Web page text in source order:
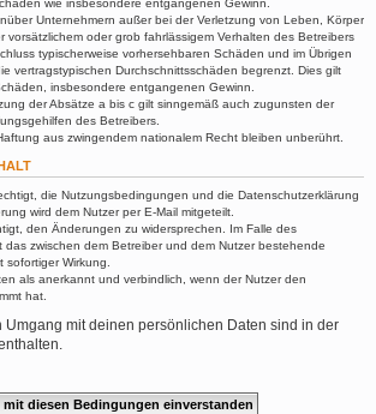
wie insbesondere entgangenen Gewinn.
Unternehmern außer bei der Verletzung von Leben, Körper
vorsätzlichem oder grob fahrlässigem Verhalten des Betreibers
typischerweise vorhersehbaren Schäden und im Übrigen
vertragstypischen Durchschnittsschäden begrenzt. Dies gilt
insbesondere entgangenen Gewinn.
der Absätze a bis c gilt sinngemäß auch zugunsten der
des Betreibers.
aus zwingendem nationalem Recht bleiben unberührt.
die Nutzungsbedingungen und die Datenschutzerklärung
wird dem Nutzer per E-Mail mitgeteilt.
den Änderungen zu widersprechen. Im Falle des
das zwischen dem Betreiber und dem Nutzer bestehende
sofortiger Wirkung.
als anerkannt und verbindlich, wenn der Nutzer den
hat.
Umgang mit deinen persönlichen Daten sind in der